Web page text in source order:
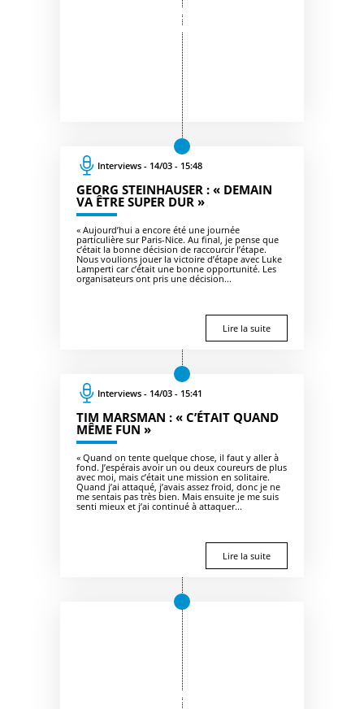
Interviews - 14/03 - 15:48
GEORG STEINHAUSER : « DEMAIN
VA ÊTRE SUPER DUR »
« Aujourd’hui a encore été une journée
particulière sur Paris-Nice. Au final, je pense que
c’était la bonne décision de raccourcir l’étape.
Nous voulions jouer la victoire d’étape avec Luke
Lamperti car c’était une bonne opportunité. Les
organisateurs ont pris une décision...
Lire la suite
Interviews - 14/03 - 15:41
TIM MARSMAN : « C’ÉTAIT QUAND
MÊME FUN »
« Quand on tente quelque chose, il faut y aller à
fond. J’espérais avoir un ou deux coureurs de plus
avec moi, mais c’était une mission en solitaire.
Quand j’ai attaqué, j’avais assez froid, donc je ne
me sentais pas très bien. Mais ensuite je me suis
senti mieux et j’ai continué à attaquer...
Lire la suite